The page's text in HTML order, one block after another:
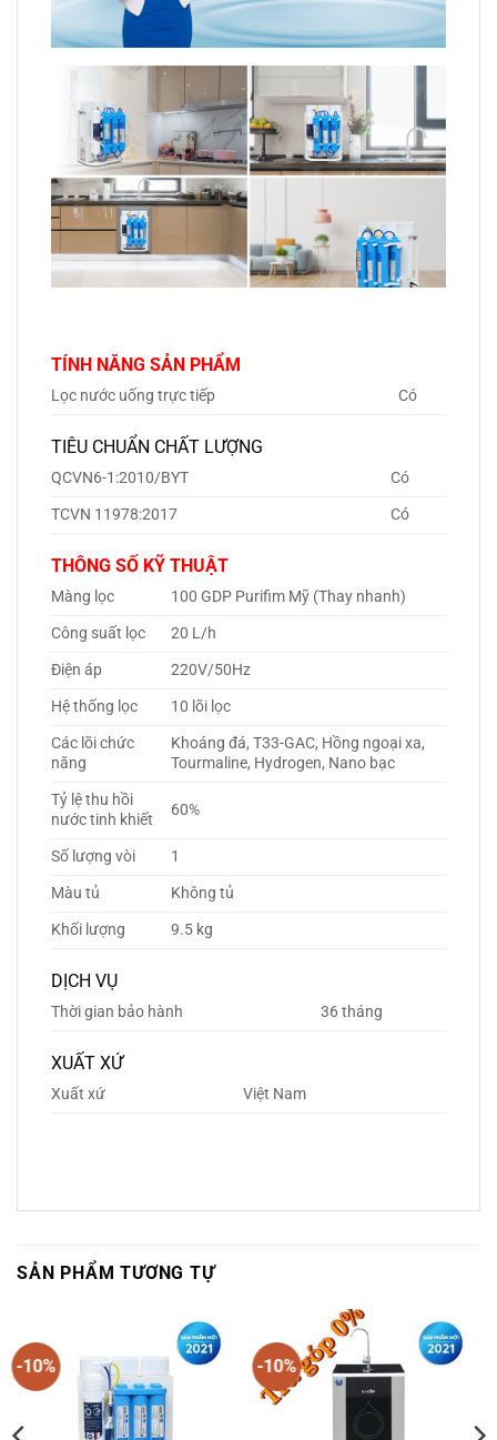
TÍNH NĂNG SẢN PHẨM
Lọc nước uống trực tiếp Có
TIÊU CHUẨN CHẤT LƯỢNG
QCVN6-1:2010/BYT
Có
TCVN 11978:2017
Có
THÔNG SỐ KỸ THUẬT
Màng lọc
100 GDP Purifim Mỹ (Thay nhanh)
Công suất lọc
20 L/h
Điện áp
220V/50Hz
Hệ thống lọc
10 lõi lọc
Các lõi chức
năng
Khoáng đá, T33-GAC, Hồng ngoại xa,
Tourmaline, Hydrogen, Nano bạc
Tỷ lệ thu hồi
nước tinh khiết
60%
Số lượng vòi
1
Màu tủ
Không tủ
Khối lượng
9.5 kg
DỊCH VỤ
Thời gian bảo hành 36 tháng
XUẤT XỨ
Xuất xứ Việt Nam
SẢN PHẨM TƯƠNG TỰ
-10% -10%